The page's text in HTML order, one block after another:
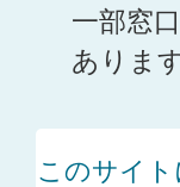
一部窓
あります
このサイ